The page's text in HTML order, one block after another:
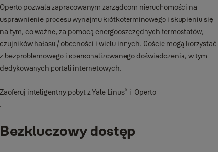
Operto pozwala zapracowanym zarządcom nieruchomości na
usprawnienie procesu wynajmu krótkoterminowego i skupieniu się
na tym, co ważne, za pomocą energooszczędnych termostatów,
czujników hałasu / obecności i wielu innych. Goście mogą korzystać
z bezproblemowego i spersonalizowanego doświadczenia, w tym
dedykowanych portali internetowych.
Zaoferuj inteligentny pobyt z Yale Linus® i Operto
.
Bezkluczowy dostęp